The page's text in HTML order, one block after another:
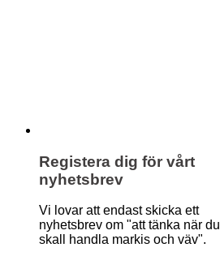
Registera dig för vårt
nyhetsbrev
Vi lovar att endast skicka ett
nyhetsbrev om "att tänka när du
skall handla markis och väv".